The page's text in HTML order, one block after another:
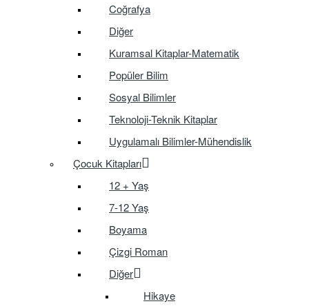
Coğrafya
Diğer
Kuramsal Kitaplar-Matematik
Popüler Bilim
Sosyal Bilimler
Teknoloji-Teknik Kitaplar
Uygulamalı Bilimler-Mühendislik
Çocuk Kitapları
12 + Yaş
7-12 Yaş
Boyama
Çizgi Roman
Diğer
Hikaye